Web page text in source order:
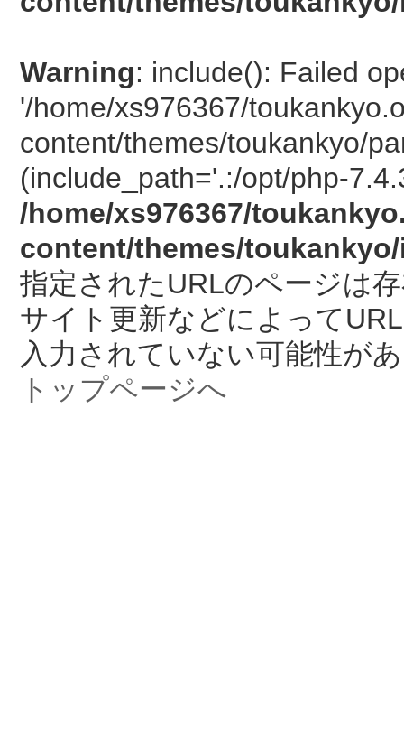
Warning: include(): Failed
'/home/xs976367/
content/themes/toukankyo/
(include_path='.:/opt/php-
/home/xs976367/
content/themes/
指定されたURLのページは
サイト更新などによって
入力されていない可能性が
トップページへ